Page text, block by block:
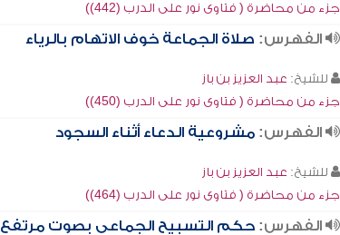
جزء من محاضرة ( فتاوى نور على الدرب (442))
الفهرس: صلاة الجماعة خوف الاتهام بالرياء
للشيخ: عبد العزيز بن باز
جزء من محاضرة ( فتاوى نور على الدرب (450))
الفهرس: مشروعية الدعاء أثناء السجود
للشيخ: عبد العزيز بن باز
جزء من محاضرة ( فتاوى نور على الدرب (464))
الفهرس: حكم التسبيح الجماعي بصوت مرتفع